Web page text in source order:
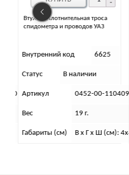
00
4х4,7х12
Шестерня трамблера ЗМЗ-511
Внутренний код 30697
Статус Нет в наличии
Артикул 0013-00-1016018-10
Вес 210 г.
Размеры 3х5х5